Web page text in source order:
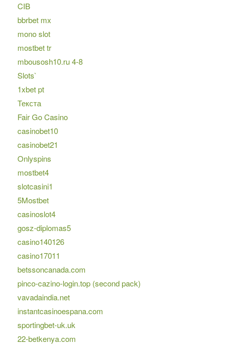
CIB
bbrbet mx
mono slot
mostbet tr
mbousosh10.ru 4-8
Slots`
1xbet pt
Текста
Fair Go Casino
casinobet10
casinobet21
Onlyspins
mostbet4
slotcasini1
5Mostbet
casinoslot4
gosz-diplomas5
casino140126
casino17011
betssoncanada.com
pinco-cazino-login.top (second pack)
vavadaindia.net
instantcasinoespana.com
sportingbet-uk.uk
22-betkenya.com